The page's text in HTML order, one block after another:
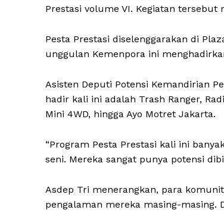
Prestasi volume VI. Kegiatan tersebut
Pesta Prestasi diselenggarakan di
unggulan Kemenpora ini
Asisten Deputi Potensi Kemandirian
hadir kali ini adalah Trash Ranger,
Mini 4WD, hingga Ayo Motret Jakarta.
“Program Pesta Prestasi kali ini
seni. Mereka sangat punya potensi
Asdep Tri menerangkan, para
pengalaman mereka masing-masing.